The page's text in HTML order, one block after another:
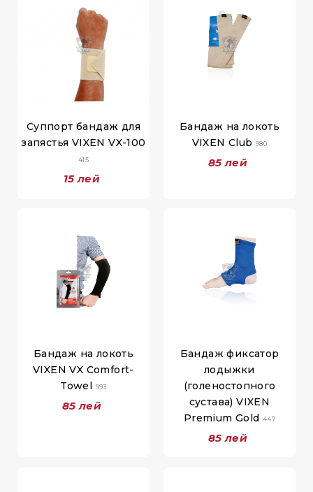
Суппорт бандаж для
запястья VIXEN VX-100
415
15 лей
Бандаж на локоть
VIXEN Club980
85 лей
Бандаж на локоть
VIXEN VX Comfort-
Towel 993
85 лей
Бандаж фиксатор
лодыжки
(голеностопного
сустава) VIXEN
Premium Gold 447
85 лей